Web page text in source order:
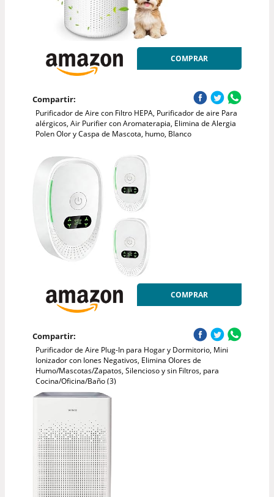
COMPRAR
Compartir:
Purificador de Aire con Filtro HEPA, Purificador de aire Para
alérgicos, Air Purifier con Aromaterapia, Elimina de Alergia
Polen Olor y Caspa de Mascota, humo, Blanco
COMPRAR
Compartir:
Purificador de Aire Plug-In para Hogar y Dormitorio, Mini
Ionizador con Iones Negativos, Elimina Olores de
Humo/Mascotas/Zapatos, Silencioso y sin Filtros, para
Cocina/Oficina/Baño (3)